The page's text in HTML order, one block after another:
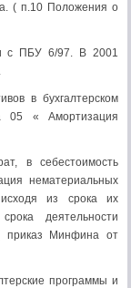
( п.10 Положения о
с ПБУ 6/97. В 2001
в бухгалтерском
05 « Амортизация
в себестоимость
нематериальных
из срока их
деятельности
приказ Минфина от
программы и